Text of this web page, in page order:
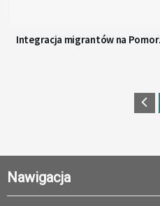
Integracja migrantów na
Nawigacja